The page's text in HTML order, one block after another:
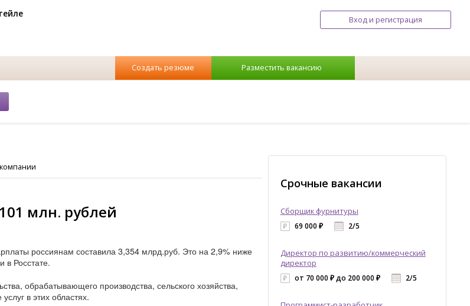
Вход и регистрация
Создать резюме Разместить вакансию
млн. рублей
россиянам составила 3,354 млрд.руб. Это на 2,9% ниже
в Росстате.
обрабатывающего производства, сельского хозяйства,
в этих областях.
Срочные вакансии
Сборщик фурнитуры
69 000 ₽ 2/5
Директор по развитию/коммерческий
директор
от 70 000 ₽ до 200 000 ₽ 2/5